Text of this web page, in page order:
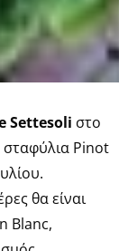
Settesoli στο
σταφύλια Pinot
θα είναι
Blanc,